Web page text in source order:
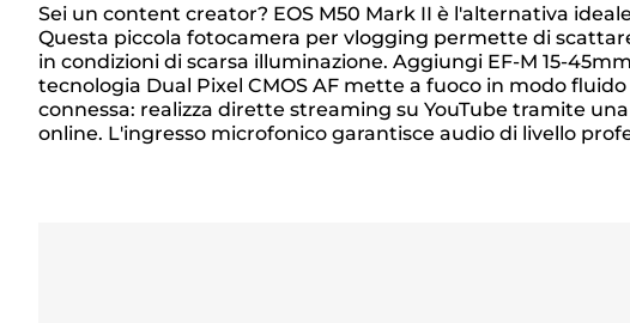
Panoramica
Sei un content creator? EOS M50 Mark II è l'alternativa
Questa piccola fotocamera per vlogging permette di
in condizioni di scarsa illuminazione. Aggiungi EF-M 15-
tecnologia Dual Pixel CMOS AF mette a fuoco in modo
connessa: realizza dirette streaming su YouTube tramite
online. L'ingresso microfonico garantisce audio di livello